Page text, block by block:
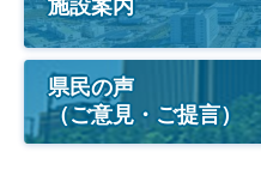
施設案内
県民の声
（ご意見・ご提言）